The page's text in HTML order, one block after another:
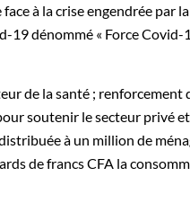
à la crise engendrée par
19 dénommé « Force
de la santé ; renforcement
soutenir le secteur privé et
à un million de
de francs CFA la